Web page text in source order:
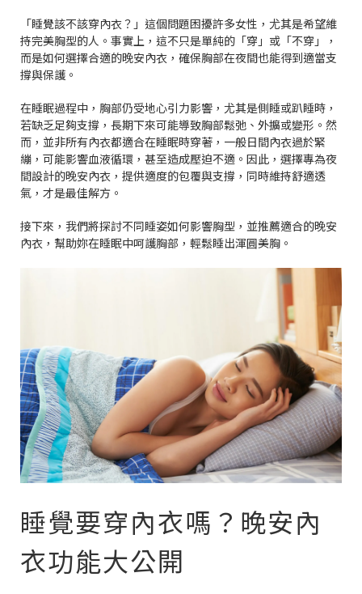
「睡覺該不該穿內衣？」這個問題困擾許多女性，尤其是希望維
持完美胸型的人。事實上，這不只是單純的「穿」或「不穿」，
而是如何選擇合適的晚安內衣，確保胸部在夜間也能得到適當支
撐與保護。
在睡眠過程中，胸部仍受地心引力影響，尤其是側睡或趴睡時，
若缺乏足夠支撐，長期下來可能導致胸部鬆弛、外擴或變形。然
而，並非所有內衣都適合在睡眠時穿著，一般日間內衣過於緊
繃，可能影響血液循環，甚至造成壓迫不適。因此，選擇專為夜
間設計的晚安內衣，提供適度的包覆與支撐，同時維持舒適透
氣，才是最佳解方。
接下來，我們將探討不同睡姿如何影響胸型，並推薦適合的晚安
內衣，幫助妳在睡眠中呵護胸部，輕鬆睡出渾圓美胸。
睡覺要穿內衣嗎？晚安內
衣功能大公開